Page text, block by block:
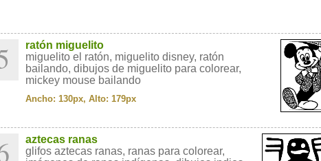
ratón miguelito
miguelito el ratón, miguelito disney, ratón
bailando, dibujos de miguelito para colorear,
mickey mouse bailando
Ancho: 130px, Alto: 179px
aztecas ranas
glifos aztecas ranas, ranas para colorear,